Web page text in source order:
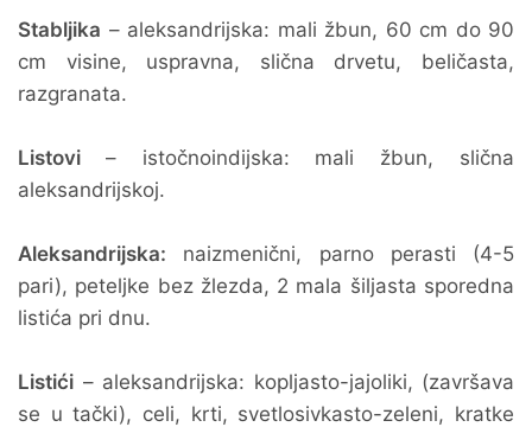
Stabljika – aleksandrijska: mali žbun, 60 cm do 90
cm visine, uspravna, slična drvetu, beličasta,
razgranata.
Listovi – istočnoindijska: mali žbun, slična
aleksandrijskoj.
Aleksandrijska: naizmenični, parno perasti (4-5
pari), peteljke bez žlezda, 2 mala šiljasta sporedna
listića pri dnu.
Listići – aleksandrijska: kopljasto-jajoliki, (završava
se u tački), celi, krti, svetlosivkasto-zeleni, kratke